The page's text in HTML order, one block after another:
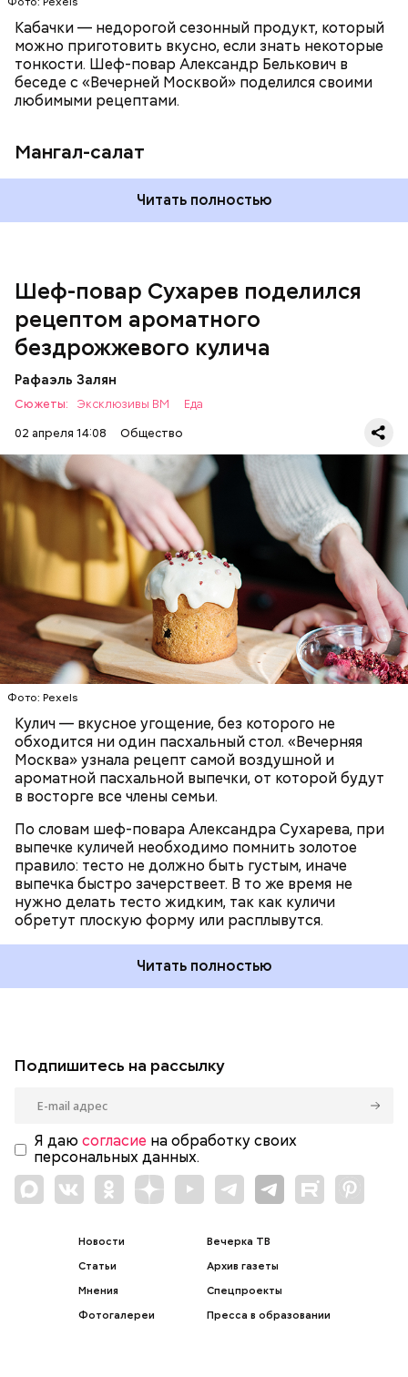
Кабачки — недорогой сезонный продукт, который
можно приготовить вкусно, если знать некоторые
тонкости. Шеф-повар Александр Белькович в
беседе с «Вечерней Москвой» поделился своими
любимыми рецептами.
Мангал-салат
Читать полностью
Шеф-повар Сухарев поделился
рецептом ароматного
бездрожжевого кулича
Рафаэль Залян
Сюжеты: Эксклюзивы ВМ
Еда
02 апреля 14:08
Общество
Фото: Pexels
Кулич — вкусное угощение, без которого не
обходится ни один пасхальный стол. «Вечерняя
Москва» узнала рецепт самой воздушной и
ароматной пасхальной выпечки, от которой будут
в восторге все члены семьи.
По словам шеф-повара Александра Сухарева, при
выпечке куличей необходимо помнить золотое
правило: тесто не должно быть густым, иначе
выпечка быстро зачерствеет. В то же время не
нужно делать тесто жидким, так как куличи
обретут плоскую форму или расплывутся.
Первый необычный рецепт кулича несколько
отличается от классической рецептуры, так как
содержит нестандартную начинку:
— Этот вариант кулича не содержит дрожжей,
поэтому люди, которые любят сидеть на диете,
Читать полностью
ПРАЗДНИКИ РЕЦЕПТЫ ПАСХА
Подпишитесь на рассылку
Я даю согласие на обработку своих
персональных данных.
Новости
Статьи
Мнения
Фотогалереи
Вечерка ТВ
Архив газеты
Спецпроекты
Пресса в образовании